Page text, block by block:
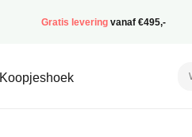
Gratis levering vanaf €495,-
Koopjeshoek